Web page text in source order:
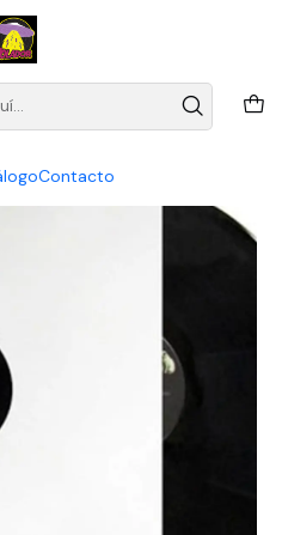
Contacto
del slide